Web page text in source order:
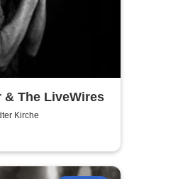
& The LiveWires
Kirche